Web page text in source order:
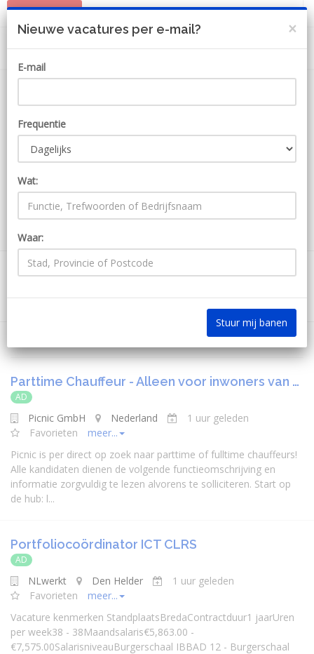
PLAATS JOB MIJN ACCOUNT
ZOEKEN
490 Jobs bij Gvb
Parttime Chauffeur - Alleen voor inwoners van …
AD
Picnic GmbH Nederland
1 uur geleden
Favorieten
meer...
Picnic is per direct op zoek naar parttime of fulltime chauffeurs!
Alle kandidaten dienen de volgende functieomschrijving en
informatie zorgvuldig te lezen alvorens te solliciteren. Start op
de hub: l...
Portfoliocoördinator ICT CLRS
AD
NLwerkt Den Helder
1 uur geleden
Favorieten
meer...
Vacature kenmerken StandplaatsBredaContractduur1 jaarUren
per week38 - 38Maandsalaris€5,863.00 -
€7,575.00SalarisniveauBurgerschaal IBBAD 12 - Burgerschaal
×
Nieuwe vacatures per e-mail?
E-mail
Frequentie
Wat:
Waar:
Stuur mij banen